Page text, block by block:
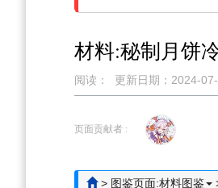
材料:秘制月饼
阅读： 更新日期： 2024-
到
到
页面贡献者 :
> 图鉴页面:材料图鉴